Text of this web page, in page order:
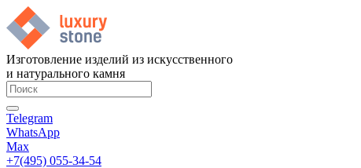
Изготовление изделий из искусственного
и натурального камня
Telegram
WhatsApp
Max
+7(495) 055-34-54